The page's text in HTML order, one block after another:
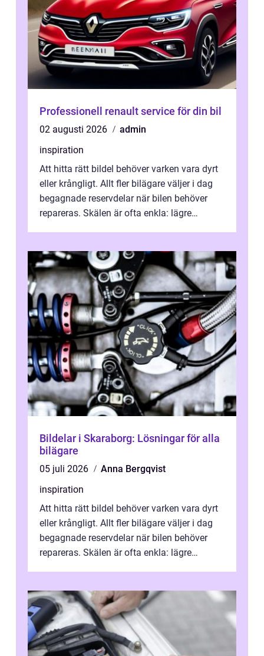
Professionell renault service för din bil
02 augusti 2026
admin
inspiration
Att hitta rätt bildel behöver varken vara dyrt
eller krångligt. Allt fler bilägare väljer i dag
begagnade reservdelar när bilen behöver
repareras. Skälen är ofta enkla: lägre
Bildelar i Skaraborg: Lösningar för alla
bilägare
05 juli 2026
Anna Bergqvist
inspiration
Att hitta rätt bildel behöver varken vara dyrt
eller krångligt. Allt fler bilägare väljer i dag
begagnade reservdelar när bilen behöver
repareras. Skälen är ofta enkla: lägre